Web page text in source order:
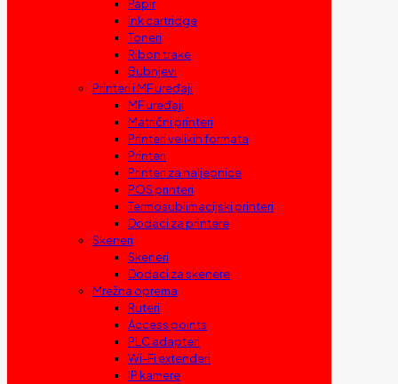
Papir
Ink cartridge
Toneri
Ribon trake
Bubnjevi
Printeri i MF uređaji
MF uređaji
Matrični printeri
Printeri velikih formata
Printeri
Printeri za naljepnice
POS printeri
Termosublimacijski printeri
Dodaci za printere
Skeneri
Skeneri
Dodaci za skenere
Mrežna oprema
Ruteri
Access points
PLC adapteri
Wi-Fi extenderi
IP kamere